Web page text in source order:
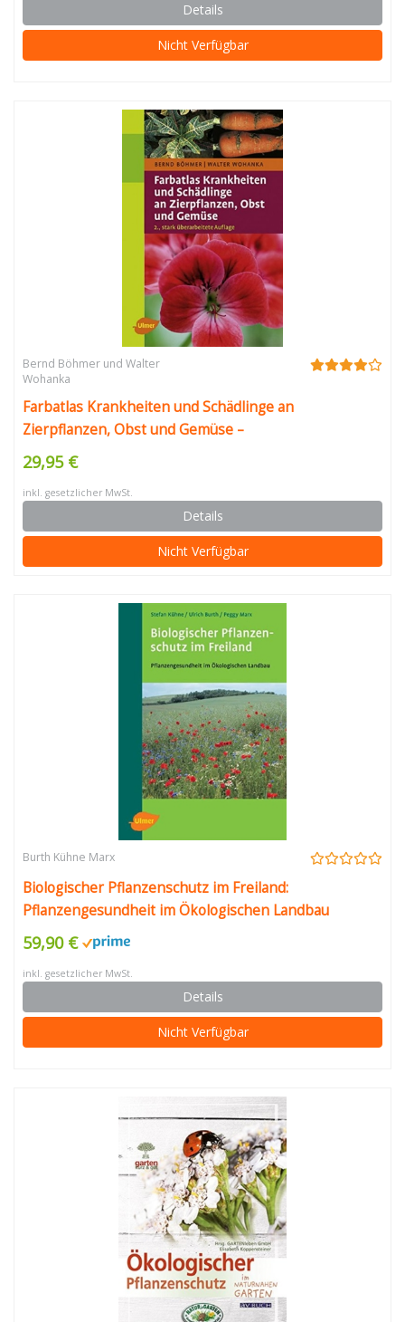
Details
Nicht Verfügbar
Bernd Böhmer und Walter
Wohanka
Farbatlas Krankheiten und Schädlinge an
Zierpflanzen, Obst und Gemüse –
29,95 €
inkl. gesetzlicher MwSt.
Details
Nicht Verfügbar
Burth Kühne Marx
Biologischer Pflanzenschutz im Freiland:
Pflanzengesundheit im Ökologischen Landbau
59,90 €
inkl. gesetzlicher MwSt.
Details
Nicht Verfügbar